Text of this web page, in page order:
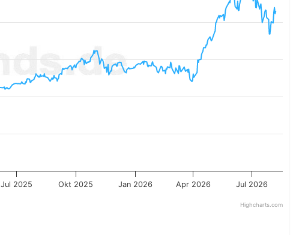
Jul 2025 Jan 2026 Jul 2026
Okt 2025 Apr 2026
Highcharts.com